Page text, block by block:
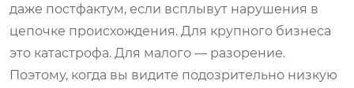
даже постфактум, если всплывут нарушения в
цепочке происхождения. Для крупного бизнеса
это катастрофа. Для малого — разорение.
Поэтому, когда вы видите подозрительно низкую